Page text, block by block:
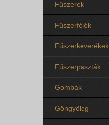
Fűszerek
Fűszerfélék
Fűszerkeverékek
Fűszerpaszták
Gombák
Göngyöleg